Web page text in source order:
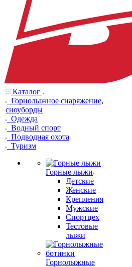
Каталог
Горнолыжное снаряжение,
сноуборды
Одежда
Водный спорт
Подводная охота
Туризм
Горные лыжи
Детские
Женские
Крепления
Мужские
Спортцех
Тестовые
лыжи
Горнолыжные